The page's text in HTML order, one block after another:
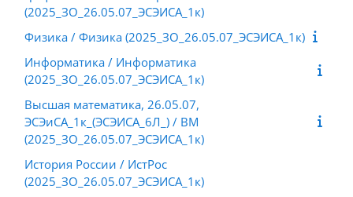
(2025_ЗО_26.05.07_ЭСЭИСА_1к)
Физика / Физика (2025_ЗО_26.05.07_ЭСЭИСА_1к)
Информатика / Информатика
(2025_ЗО_26.05.07_ЭСЭИСА_1к)
Высшая математика, 26.05.07,
ЭСЭиСА_1к_(ЭСЭИСА_6Л_) / ВМ
(2025_ЗО_26.05.07_ЭСЭИСА_1к)
История России / ИстРос
(2025_ЗО_26.05.07_ЭСЭИСА_1к)